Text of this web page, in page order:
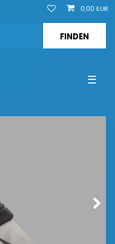
0,00 EUR
☰